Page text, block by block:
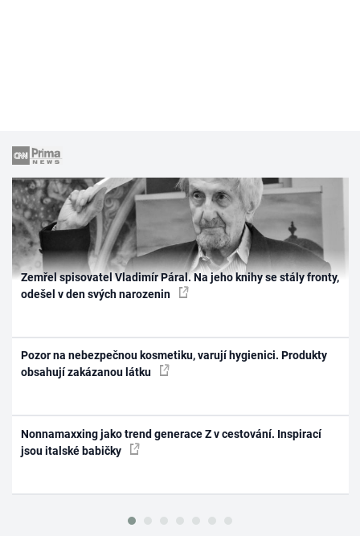
Zemřel spisovatel Vladimír Páral. Na jeho knihy se stály fronty,
odešel v den svých narozenin
Pozor na nebezpečnou kosmetiku, varují hygienici. Produkty
obsahují zakázanou látku
Nonnamaxxing jako trend generace Z v cestování. Inspirací
jsou italské babičky